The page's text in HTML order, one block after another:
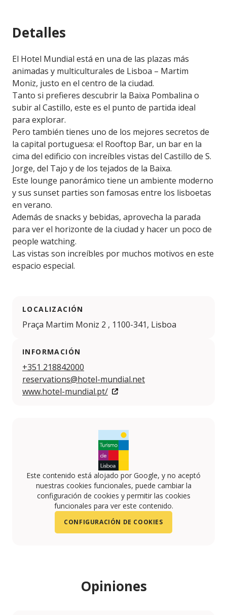
Detalles
El Hotel Mundial está en una de las plazas más
animadas y multiculturales de Lisboa – Martim
Moniz, justo en el centro de la ciudad.
Tanto si prefieres descubrir la Baixa Pombalina o
subir al Castillo, este es el punto de partida ideal
para explorar.
Pero también tienes uno de los mejores secretos de
la capital portuguesa: el Rooftop Bar, un bar en la
cima del edificio con increíbles vistas del Castillo de S.
Jorge, del Tajo y de los tejados de la Baixa.
Este lounge panorámico tiene un ambiente moderno
y sus sunset parties son famosas entre los lisboetas
en verano.
Además de snacks y bebidas, aprovecha la parada
para ver el horizonte de la ciudad y hacer un poco de
people watching.
Las vistas son increíbles por muchos motivos en este
espacio especial.
LOCALIZACIÓN
Praça Martim Moniz 2 , 1100-341, Lisboa
INFORMACIÓN
+351 218842000
reservations@hotel-mundial.net
www.hotel-mundial.pt/
Este contenido está alojado por Google, y no aceptó
nuestras cookies funcionales, puede cambiar la
configuración de cookies y permitir las cookies
funcionales para ver este contenido.
CONFIGURACIÓN DE COOKIES
Opiniones